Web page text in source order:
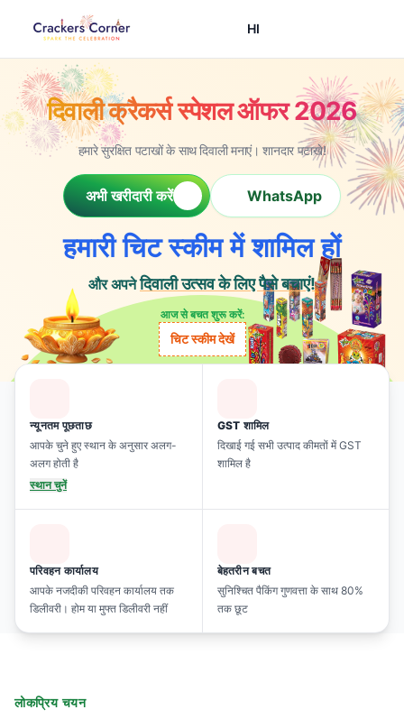
HI
दिवाली क्रैकर्स स्पेशल ऑफर 2026
हमारे सुरक्षित पटाखों के साथ दिवाली मनाएं। शानदार पटाखे!
अभी खरीदारी करें WhatsApp
हमारी चिट स्कीम में शामिल हों
और अपनेदिवाली उत्सव के लिए पैसे बचाएं!
आज से बचत शुरू करें:
चिट स्कीम देखें
न्यूनतम पूछताछ
आपके चुने हुए स्थान के अनुसार अलग-
अलग होती है
स्थान चुनें
GST शामिल
दिखाई गई सभी उत्पाद कीमतों में GST
शामिल है
परिवहन कार्यालय
आपके नजदीकी परिवहन कार्यालय तक
डिलीवरी। होम या मुफ्त डिलीवरी नहीं
बेहतरीन बचत
सुनिश्चित पैकिंग गुणवत्ता के साथ 80%
तक छूट
लोकप्रिय चयन